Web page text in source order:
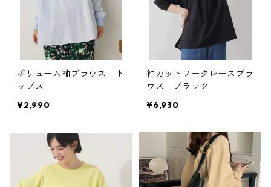
ボリューム袖ブラウス ト
ップス
¥2,990
袖カットワークレースブラ
ウス ブラック
¥6,930